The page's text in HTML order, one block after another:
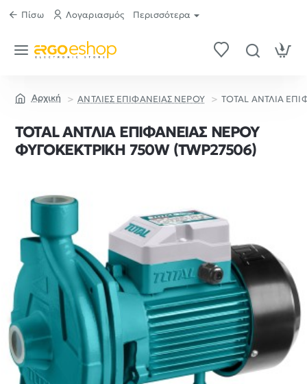
Πίσω Λογαριασμός Περισσότερα
ΑΝΤΛΙΕΣ ΕΠΙΦΑΝΕΙΑΣ ΝΕΡΟΥ TOTAL ΑΝΤΛΙΑ
TOTAL ΑΝΤΛΙΑ ΕΠΙΦΑΝΕΙΑΣ ΝΕΡΟΥ
ΦΥΓΟΚΕΚΤΡΙΚΗ 750W (TWP27506)